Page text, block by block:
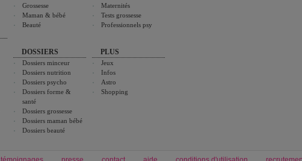
Grossesse
Maman & bébé
Beauté
DOSSIERS
Dossiers minceur
Dossiers nutrition
Dossiers psycho
Dossiers forme &
santé
Dossiers grossesse
Dossiers maman bébé
Dossiers beauté
Maternités
Tests grossesse
Professionnels psy
PLUS
Jeux
Infos
Astro
Shopping